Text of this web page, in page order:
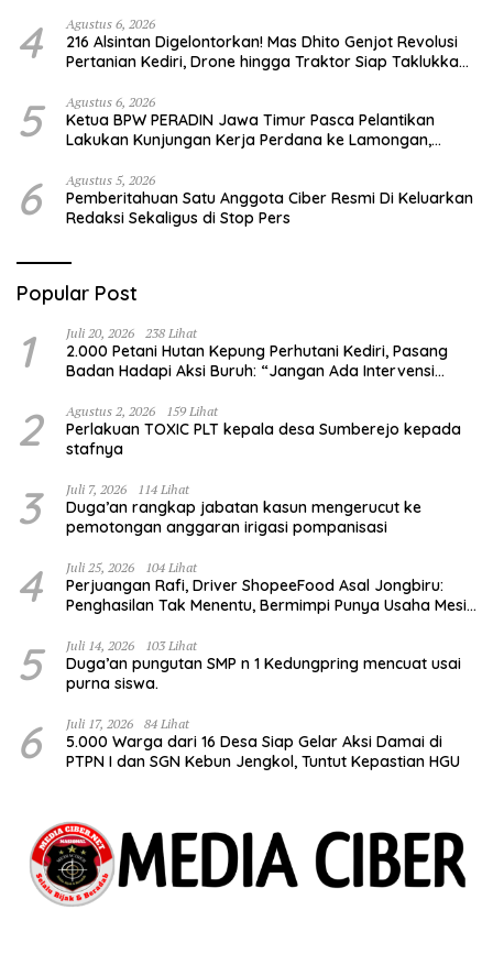
4 Agustus 6, 2026
216 Alsintan Digelontorkan! Mas Dhito Genjot Revolusi
Pertanian Kediri, Drone hingga Traktor Siap Taklukkan
5 Agustus 6, 2026
Ketua BPW PERADIN Jawa Timur Pasca Pelantikan
Lakukan Kunjungan Kerja Perdana ke Lamongan,
6 Agustus 5, 2026
Pemberitahuan Satu Anggota Ciber Resmi Di Keluarkan
Redaksi Sekaligus di Stop Pers
Popular Post
1 Juli 20, 2026 238 Lihat
2.000 Petani Hutan Kepung Perhutani Kediri, Pasang
Badan Hadapi Aksi Buruh: “Jangan Ada Intervensi
2 Agustus 2, 2026 159 Lihat
Perlakuan TOXIC PLT kepala desa Sumberejo kepada
stafnya
3 Juli 7, 2026 114 Lihat
Duga’an rangkap jabatan kasun mengerucut ke
pemotongan anggaran irigasi pompanisasi
4 Juli 25, 2026 104 Lihat
Perjuangan Rafi, Driver ShopeeFood Asal Jongbiru:
Penghasilan Tak Menentu, Bermimpi Punya Usaha Mesin
5 Juli 14, 2026 103 Lihat
Duga’an pungutan SMP n 1 Kedungpring mencuat usai
purna siswa.
6 Juli 17, 2026 84 Lihat
5.000 Warga dari 16 Desa Siap Gelar Aksi Damai di
PTPN I dan SGN Kebun Jengkol, Tuntut Kepastian HGU